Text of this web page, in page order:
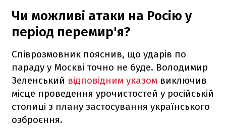
Чи можливі атаки на Росію у
період перемир'я?
Співрозмовник пояснив, що ударів по
параду у Москві точно не буде. Володимир
Зеленський відповідним указом виключив
місце проведення урочистостей у російській
столиці з плану застосування українського
озброєння.